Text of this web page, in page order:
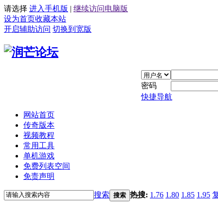
请选择 进入手机版 | 继续访问电脑版
设为首页收藏本站
开启辅助访问 切换到宽版
密码
快捷导航
网站首页
传奇版本
视频教程
常用工具
单机游戏
免费列表空间
免责声明
搜索 搜索 热搜: 1.76 1.80 1.85 1.95